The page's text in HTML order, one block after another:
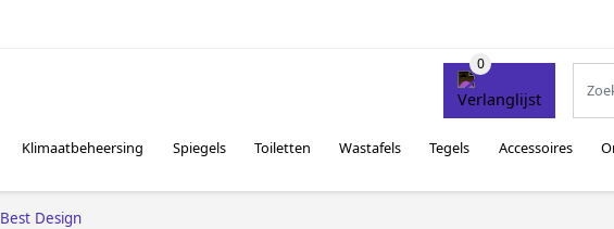
Klimaatbeheersing Spiegels Toiletten Wastafels Tegels Accessoires
Best Design